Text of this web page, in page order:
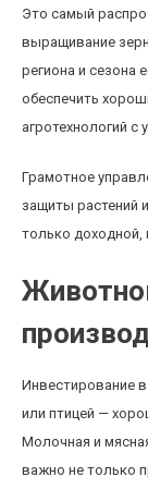
Это самый
выращивание
региона и сезона
обеспечить
агротехнологий с
Грамотное
защиты растений
только доходной,
Инвестирование
или птицей —
Молочная и
важно не только